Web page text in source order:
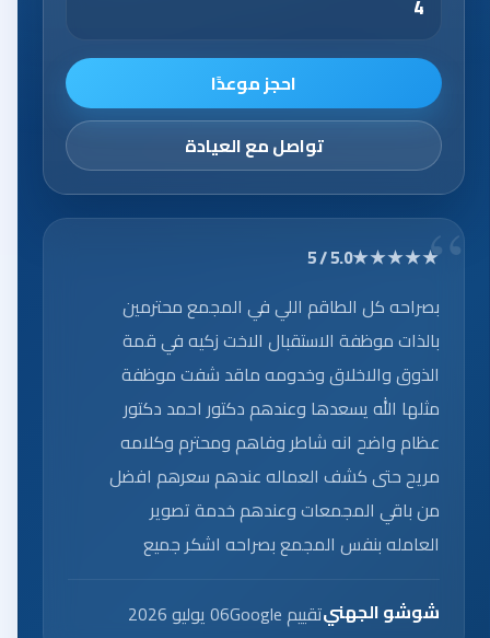
4
احجز موعدًا
تواصل مع العيادة
★★★★★
5.0 / 5
بصراحه كل الطاقم اللي في المجمع محترمين
بالذات موظفة الاستقبال الاخت زكيه في قمة
الذوق والاخلاق وخدومه ماقد شفت موظفة
مثلها الله يسعدها وعندهم دكتور احمد دكتور
عظام واضح انه شاطر وفاهم ومحترم وكلامه
مريح حتى كشف العماله عندهم سعرهم افضل
من باقي المجمعات وعندهم خدمة تصوير
العامله بنفس المجمع بصراحه اشكر جميع
شوشو الجهنيتقييم Google 06 يوليو 2026